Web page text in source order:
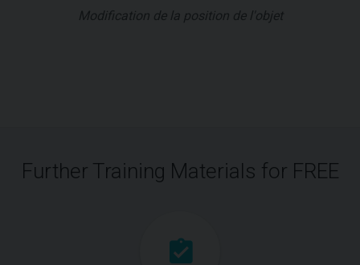
Modification de la position de l'objet
Further Training Materials for FREE